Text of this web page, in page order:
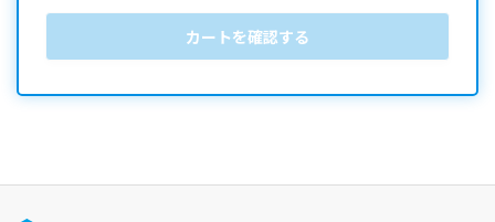
カートを確認する